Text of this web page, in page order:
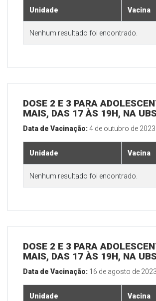
Unidade Vacina
Nenhum resultado foi encontrado.
DOSE 2 E 3 PARA
MAIS, DAS 17 ÀS 19H, NA
Data de Vacinação:4 de outubro de 2023
Unidade Vacina
Nenhum resultado foi encontrado.
DOSE 2 E 3 PARA
MAIS, DAS 17 ÀS 19H, NA
Data de Vacinação: 16 de agosto de 2023
Unidade Vacina